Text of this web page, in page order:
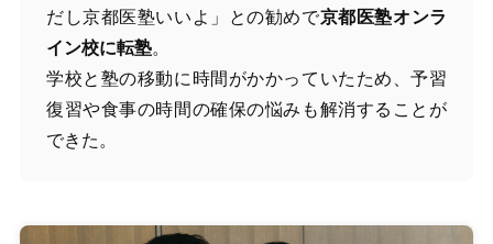
だし京都医塾いいよ」との勧めで京都医塾オンラ
イン校に転塾。
学校と塾の移動に時間がかかっていたため、予習
復習や食事の時間の確保の悩みも解消することが
できた。